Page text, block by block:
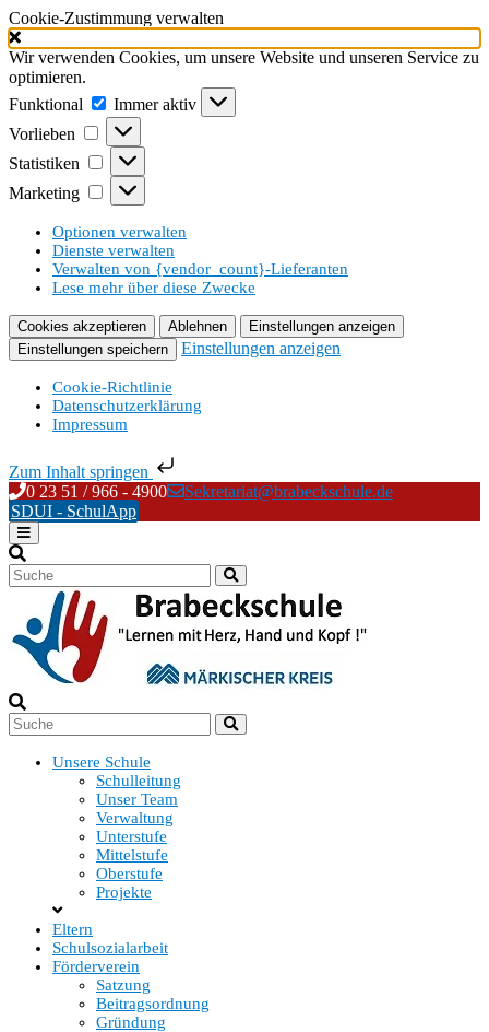
Cookie-Zustimmung verwalten
Wir verwenden Cookies, um unsere Website und unseren Service zu
optimieren.
Funktional
Funktional
Immer aktiv
Vorlieben
Vorlieben
Statistiken Statistiken
Marketing Marketing
Optionen verwalten
Dienste verwalten
Verwalten von {vendor_count}-Lieferanten
Lese mehr über diese Zwecke
Cookies akzeptieren Ablehnen
Einstellungen anzeigen
Einstellungen speichern
Einstellungen anzeigen
Cookie-Richtlinie
Datenschutzerklärung
Impressum
Zum Inhalt springen
Skip
to
content
0 23 51 / 966 - 4900
Sekretariat@brabeckschule.de
SDUI - SchulApp
Unsere Schule
Schulleitung
Unser Team
Verwaltung
Unterstufe
Mittelstufe
Oberstufe
Projekte
Eltern
Schulsozialarbeit
Förderverein
Satzung
Beitragsordnung
Gründung